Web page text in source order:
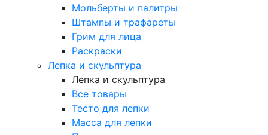
Мольберты и палитры
Штампы и трафареты
Грим для лица
Раскраски
Лепка и скульптура
Лепка и скульптура
Все товары
Тесто для лепки
Масса для лепки